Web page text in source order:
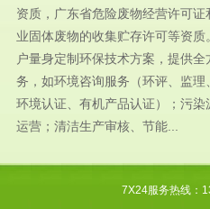
资质，广东省危险废物经营许可
业固体废物的收集贮存许可等
户量身定制环保技术方案，提供
务，如环境咨询服务（环评、监理
环境认证、有机产品认证）；污
运营；清洁生产审核、节能...
7X24服务热线：